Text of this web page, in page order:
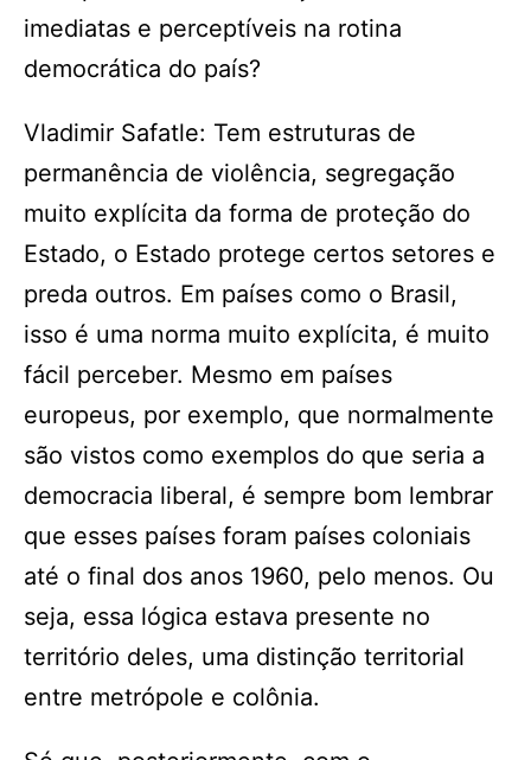
imediatas e perceptíveis na rotina
democrática do país?
Vladimir Safatle: Tem estruturas de
permanência de violência, segregação
muito explícita da forma de proteção do
Estado, o Estado protege certos setores e
preda outros. Em países como o Brasil,
isso é uma norma muito explícita, é muito
fácil perceber. Mesmo em países
europeus, por exemplo, que normalmente
são vistos como exemplos do que seria a
democracia liberal, é sempre bom lembrar
que esses países foram países coloniais
até o final dos anos 1960, pelo menos. Ou
seja, essa lógica estava presente no
território deles, uma distinção territorial
entre metrópole e colônia.